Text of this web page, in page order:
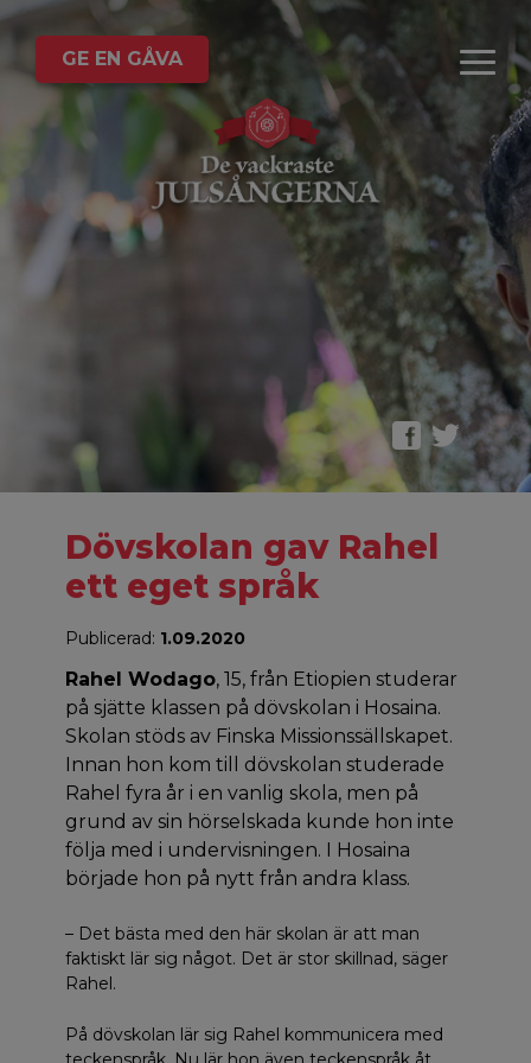
GE EN GÅVA
Dövskolan gav Rahel
ett eget språk
Publicerad: 1.09.2020
Rahel Wodago, 15, från Etiopien studerar
på sjätte klassen på dövskolan i Hosaina.
Skolan stöds av Finska Missionssällskapet.
Innan hon kom till dövskolan studerade
Rahel fyra år i en vanlig skola, men på
grund av sin hörselskada kunde hon inte
följa med i undervisningen. I Hosaina
började hon på nytt från andra klass.
– Det bästa med den här skolan är att man
faktiskt lär sig något. Det är stor skillnad, säger
Rahel.
På dövskolan lär sig Rahel kommunicera med